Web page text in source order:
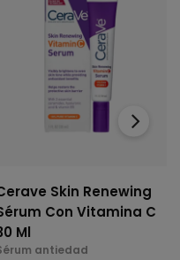
Skin Renewing
Con Vitamina C
Ml
antiedad
›